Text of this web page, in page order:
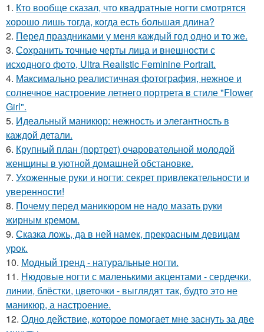
1. Кто вообще сказал, что квадратные ногти смотрятся
хорошо лишь тогда, когда есть большая длина?
2. Перед праздниками у меня каждый год одно и то же.
3. Сохранить точные черты лица и внешности с
исходного фото, Ultra Realistic Feminine Portrait.
4. Максимально реалистичная фотография, нежное и
солнечное настроение летнего портрета в стиле "Flower
Girl".
5. Идеальный маникюр: нежность и элегантность в
каждой детали.
6. Крупный план (портрет) очаровательной молодой
женщины в уютной домашней обстановке.
7. Ухоженные руки и ногти: секрет привлекательности и
уверенности!
8. Почему перед маникюром не надо мазать руки
жирным кремом.
9. Сказка ложь, да в ней намек, прекрасным девицам
урок.
10. Модный тренд - натуральные ногти.
11. Нюдовые ногти с маленькими акцентами - сердечки,
линии, блёстки, цветочки - выглядят так, будто это не
маникюр, а настроение.
12. Одно действие, которое помогает мне заснуть за две